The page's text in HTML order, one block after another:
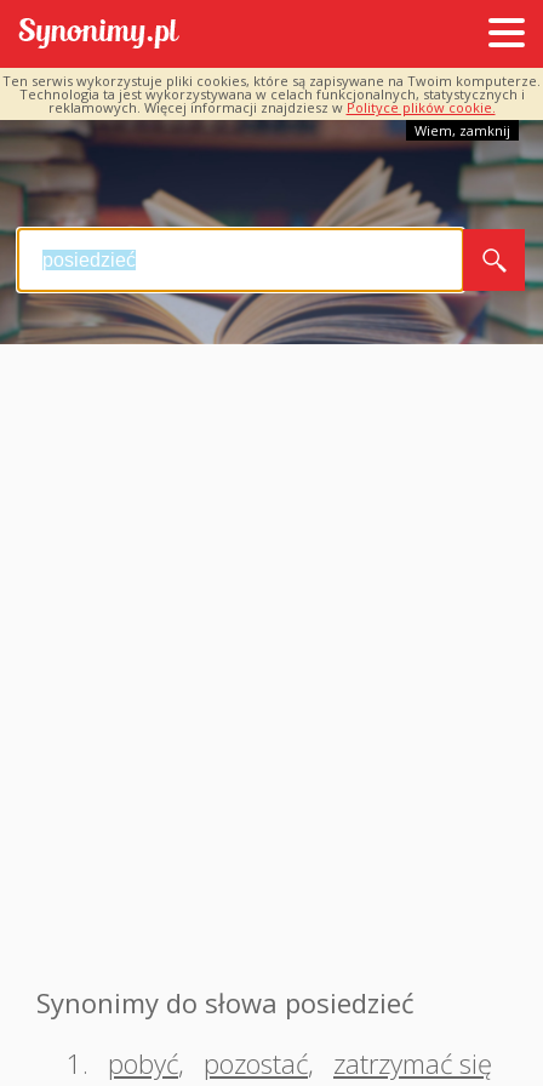
Ten serwis wykorzystuje pliki cookies, które są zapisywane na Twoim komputerze.
Technologia ta jest wykorzystywana w celach funkcjonalnych, statystycznych i
reklamowych. Więcej informacji znajdziesz w Polityce plików cookie.
Wiem, zamknij
Synonimy do słowa posiedzieć
1.
pobyć, pozostać, zatrzymać się